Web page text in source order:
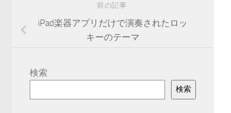
前の記事
iPad楽器アプリだけで演奏されたロッ
キーのテーマ
検索
検索